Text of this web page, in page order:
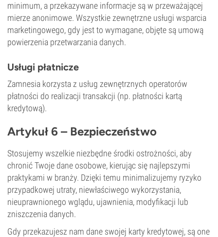
minimum, a przekazywane informacje są w przeważającej
mierze anonimowe. Wszystkie zewnętrzne usługi wsparcia
marketingowego, gdy jest to wymagane, objęte są umową
powierzenia przetwarzania danych.
Usługi płatnicze
Zamnesia korzysta z usług zewnętrznych operatorów
płatności do realizacji transakcji (np. płatności kartą
kredytową).
Artykuł 6 – Bezpieczeństwo
Stosujemy wszelkie niezbędne środki ostrożności, aby
chronić Twoje dane osobowe, kierując się najlepszymi
praktykami w branży. Dzięki temu minimalizujemy ryzyko
przypadkowej utraty, niewłaściwego wykorzystania,
nieuprawnionego wglądu, ujawnienia, modyfikacji lub
zniszczenia danych.
Gdy przekazujesz nam dane swojej karty kredytowej, są one